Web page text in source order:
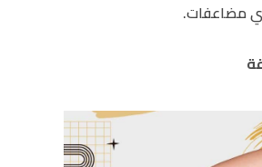
مضاعفات.